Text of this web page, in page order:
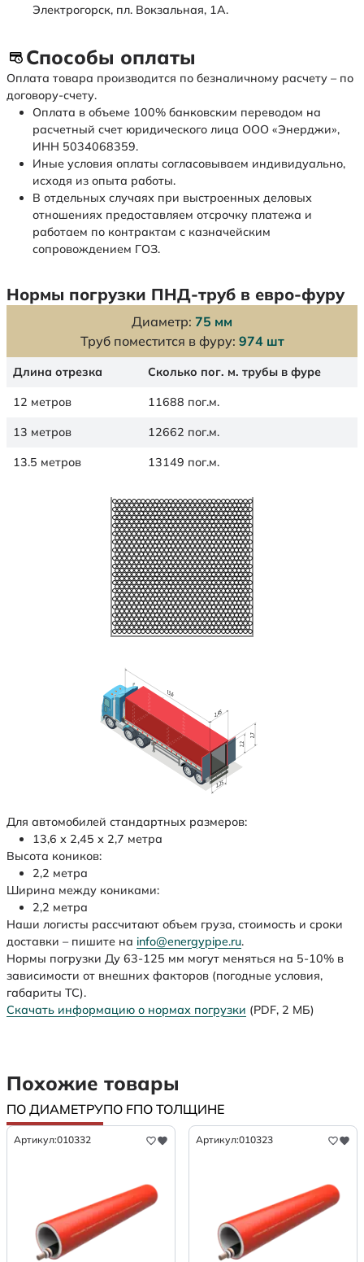
Электрогорск, пл. Вокзальная, 1А.
Способы оплаты
Оплата товара производится по безналичному расчету – по
договору-счету.
Оплата в объеме 100% банковским переводом на
расчетный счет юридического лица ООО «Энерджи»,
ИНН 5034068359.
Иные условия оплаты согласовываем индивидуально,
исходя из опыта работы.
В отдельных случаях при выстроенных деловых
отношениях предоставляем отсрочку платежа и
работаем по контрактам с казначейским
сопровождением ГОЗ.
Нормы погрузки ПНД-труб в евро-фуру
Диаметр: 75 мм
Труб поместится в фуру: 974 шт
Длина отрезка Сколько пог. м. трубы в фуре
12 метров 11688 пог.м.
13 метров 12662 пог.м.
13.5 метров 13149 пог.м.
Для автомобилей стандартных размеров:
13,6 х 2,45 х 2,7 метра
Высота коников:
2,2 метра
Ширина между кониками:
2,2 метра
Наши логисты рассчитают объем груза, стоимость и сроки
доставки – пишите на info@energypipe.ru.
Нормы погрузки Ду 63-125 мм могут меняться на 5-10% в
зависимости от внешних факторов (погодные условия,
габариты ТС).
Скачать информацию о нормах погрузки (PDF, 2 МБ)
Похожие товары
ПО ДИАМЕТРУПО FПО ТОЛЩИНЕ
Артикул:010332 Артикул:010323